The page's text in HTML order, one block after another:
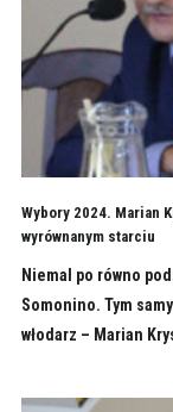
Wybory 2024. Marian
wyrównanym starciu
Niemal po równo
Somonino. Tym
włodarz – Marian